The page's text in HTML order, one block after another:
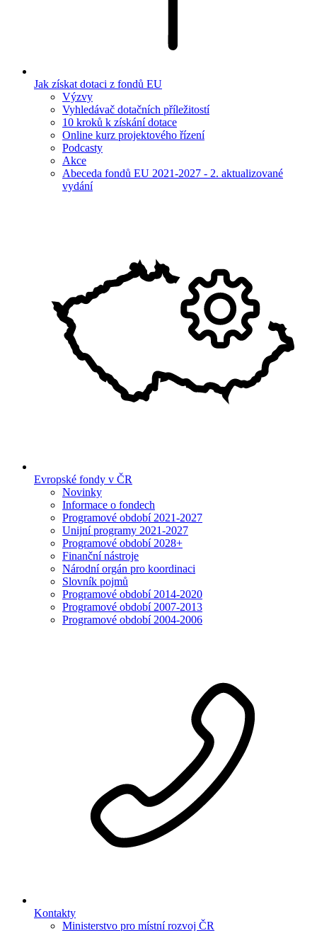
Jak získat dotaci z fondů EU
Výzvy
Vyhledávač dotačních příležitostí
10 kroků k získání dotace
Online kurz projektového řízení
Podcasty
Akce
Abeceda fondů EU 2021-2027 - 2. aktualizované
vydání
Evropské fondy v ČR
Novinky
Informace o fondech
Programové období 2021-2027
Unijní programy 2021-2027
Programové období 2028+
Finanční nástroje
Národní orgán pro koordinaci
Slovník pojmů
Programové období 2014-2020
Programové období 2007-2013
Programové období 2004-2006
Kontakty
Ministerstvo pro místní rozvoj ČR